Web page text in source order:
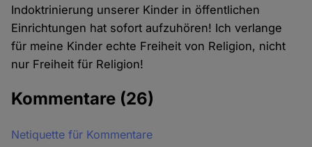
Indoktrinierung unserer Kinder in öffentlichen
Einrichtungen hat sofort aufzuhören! Ich verlange
für meine Kinder echte Freiheit von Religion, nicht
nur Freiheit für Religion!
Kommentare (26)
Netiquette für Kommentare